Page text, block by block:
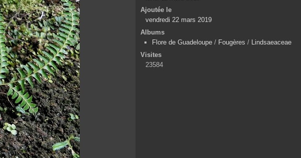
Ajoutée le
vendredi 22 mars 2019
Albums
Flore de Guadeloupe / Fougères / Lindsaeaceae
Visites
23584